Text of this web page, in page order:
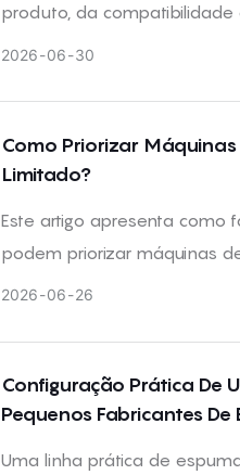
produto, da
dosagem e da mistura, do
2026 06 30
Como Priorizar
Limitado?
Este artigo apresenta como
podem priorizar máquinas
na entrega do pedido, tipo
2026 06 26
Configuração Prática De
Pequenos Fabricantes De
Uma linha prática de